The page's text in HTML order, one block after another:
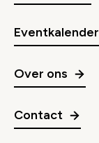
Eventkalender
Over ons
Contact